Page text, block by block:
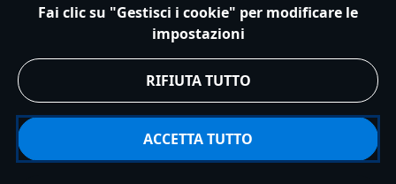
Fai clic su "Gestisci i cookie" per modificare le
impostazioni
RIFIUTA TUTTO
ACCETTA TUTTO